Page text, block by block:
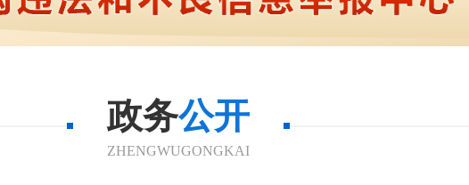
政务公开
ZHENGWUGONGKAI